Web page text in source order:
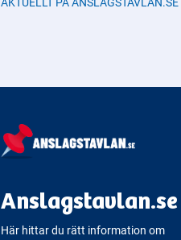
Anslagstavlan.se
Här hittar du rätt information om